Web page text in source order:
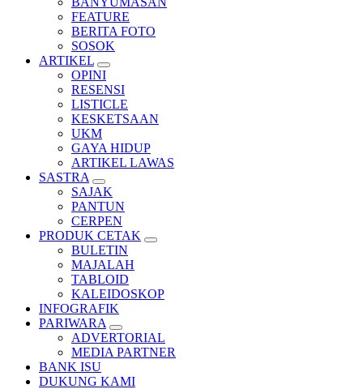
FEATURE
BERITA FOTO
SOSOK
ARTIKEL
OPINI
RESENSI
LISTICLE
KESKETSAAN
UKM
GAYA HIDUP
ARTIKEL LAWAS
SASTRA
SAJAK
PANTUN
CERPEN
PRODUK CETAK
BULETIN
MAJALAH
TABLOID
KALEIDOSKOP
INFOGRAFIK
PARIWARA
ADVERTORIAL
MEDIA PARTNER
BANK ISU
DUKUNG KAMI